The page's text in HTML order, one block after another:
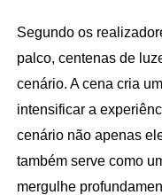
Segundo os
palco, centenas de
cenário. A cena cria
intensificar a
cenário não apenas
também serve como
mergulhe